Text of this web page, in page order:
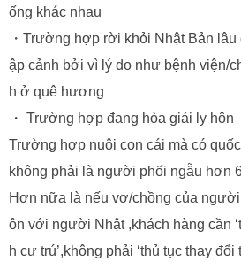
ống khác nhau
・Trường hợp rời khỏi Nhật Bản
ập cảnh bởi vì lý do như bệnh viện/
h ở quê hương
・ Trường hợp đang hòa giải ly hôn
Trường hợp nuôi con cái mà có
không phải là người phối ngẫu hơn
Hơn nữa là nếu vợ/chồng của
ôn với người Nhật ,khách hàng cần
h cư trú’,không phải ‘thủ tục thay